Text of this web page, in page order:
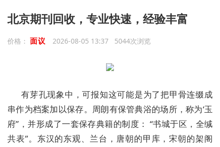
北京期刊回收，专业快速，经验丰富
价格： 面议 2026-08-05 13:37 5044次浏览
有芽孔现象中，可报知这可能是为了把甲骨连缀成
串作为档案加以保存。周朗有保管典浴的场所，称为‘玉
府”，并形成了一套保存典籍的制度： “书城于区，全缄
共表”。东汉的东观、兰台，唐朝的甲库，宋朝的架阁